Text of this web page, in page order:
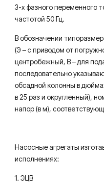
3-х фазного переменного
частотой 50 Гц.
В обозначении
(Э – с приводом от
центробежный, В – для
последовательно
обсадной колонны в
в 25 раз и округленный),
напор (в м),
Насосные агрегаты
исполнениях:
1. ЭЦВ